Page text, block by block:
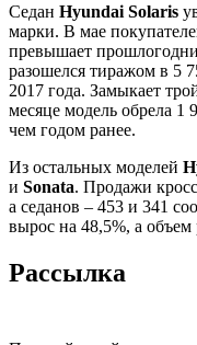
Седан Hyundai Solaris
марки. В мае
превышает
разошелся тиражом в 5
2017 года. Замыкает
месяце модель обрела 1
чем годом ранее.
Из остальных моделей
и Sonata. Продажи
а седанов – 453 и 341
вырос на 48,5%, а объем
Рассылка